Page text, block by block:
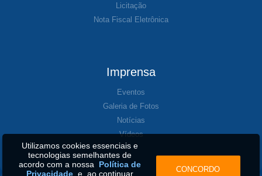
Licitação
Nota Fiscal Eletrônica
Imprensa
Eventos
Galeria de Fotos
Notícias
Vídeos
Utilizamos cookies essenciais e
tecnologias semelhantes de
acordo com a nossa Política de
Privacidadee, ao continuar CONCORDO